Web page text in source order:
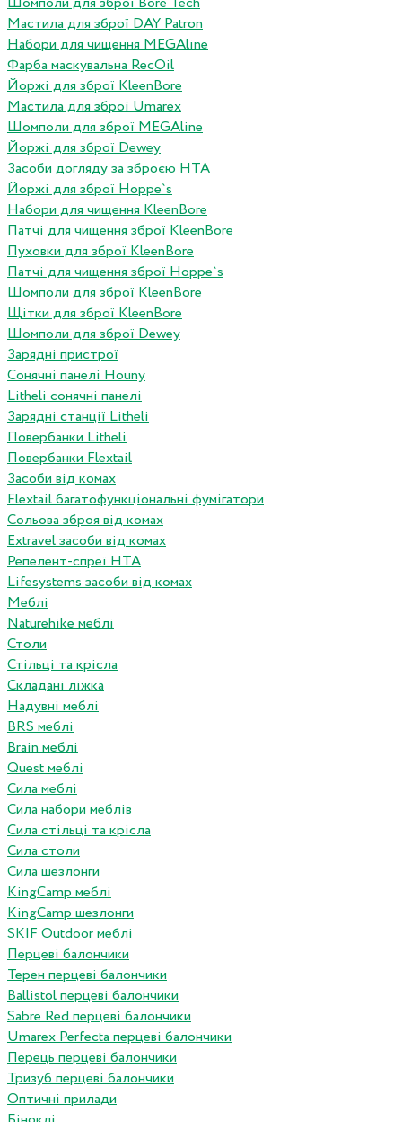
Мастила для зброї DAY Patron
Набори для чищення MEGAline
Фарба маскувальна RecOil
Йоржі для зброї KleenBore
Мастила для зброї Umarex
Шомполи для зброї MEGAline
Йоржі для зброї Dewey
Засоби догляду за зброєю HTA
Йоржі для зброї Hoppe`s
Набори для чищення KleenBore
Патчі для чищення зброї KleenBore
Пуховки для зброї KleenBore
Патчі для чищення зброї Hoppe`s
Шомполи для зброї KleenBore
Щітки для зброї KleenBore
Шомполи для зброї Dewey
Зарядні пристрої
Сонячні панелі Houny
Litheli сонячні панелі
Зарядні станції Litheli
Повербанки Litheli
Повербанки Flextail
Засоби від комах
Flextail багатофункціональні фумігатори
Сольова зброя від комах
Extravel засоби від комах
Репелент-спреї HTA
Lifesystems засоби від комах
Меблі
Naturehike меблі
Столи
Стільці та крісла
Складані ліжка
Надувні меблі
BRS меблі
Brain меблі
Quest меблі
Сила меблі
Сила набори меблів
Сила стільці та крісла
Сила столи
Сила шезлонги
KingCamp меблі
KingCamp шезлонги
SKIF Outdoor меблі
Перцеві балончики
Терен перцеві балончики
Ballistol перцеві балончики
Sabre Red перцеві балончики
Umarex Perfecta перцеві балончики
Перець перцеві балончики
Тризуб перцеві балончики
Оптичні прилади